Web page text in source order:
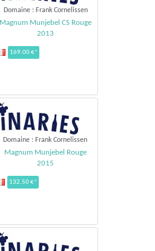
Domaine : Frank Cornelissen
Magnum Munjebel CS Rouge
2013
169.00 €*
Domaine : Frank Cornelissen
Magnum Munjebel Rouge
2015
132.50 €*